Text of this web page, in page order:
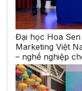
Đại học Hoa
Marketing Việt
– nghề nghiệp